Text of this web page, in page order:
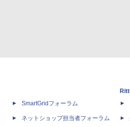
SmartGridフォーラム
ネットショップ担当者フォーラム